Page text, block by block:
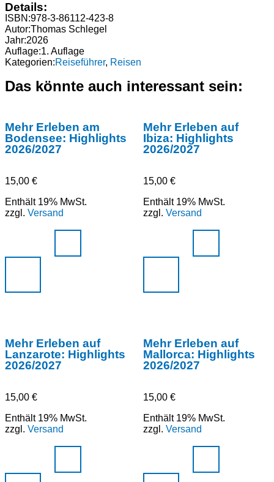
Details:
ISBN:978-3-86112-423-8
Autor:Thomas Schlegel
Jahr:2026
Auflage:1. Auflage
Kategorien:Reiseführer, Reisen
Das könnte auch interessant sein:
Mehr Erleben am
Bodensee: Highlights
2026/2027
15,00 €
Enthält 19% MwSt.
zzgl. Versand
Mehr Erleben auf
Ibiza: Highlights
2026/2027
15,00 €
Enthält 19% MwSt.
zzgl. Versand
Mehr Erleben auf
Lanzarote: Highlights
2026/2027
15,00 €
Enthält 19% MwSt.
zzgl. Versand
Mehr Erleben auf
Mallorca: Highlights
2026/2027
15,00 €
Enthält 19% MwSt.
zzgl. Versand